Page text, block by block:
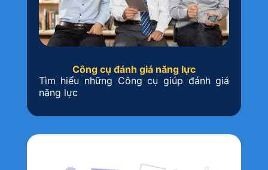
Công cụ đánh giá năng lực
Tìm hiểu những Công cụ giúp đánh giá
năng lực